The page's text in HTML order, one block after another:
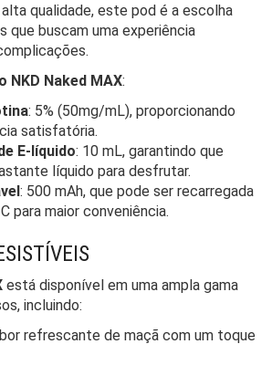
qualidade, este pod é a escolha
que buscam uma experiência
Naked MAX:
: 5% (50mg/mL), proporcionando
satisfatória.
E-líquido: 10 mL, garantindo que
líquido para desfrutar.
: 500 mAh, que pode ser recarregada
para maior conveniência.
está disponível em uma ampla gama
incluindo:
refrescante de maçã com um toque